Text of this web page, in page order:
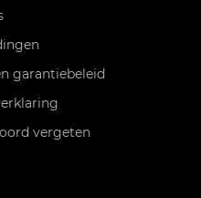
garantiebeleid
vergeten